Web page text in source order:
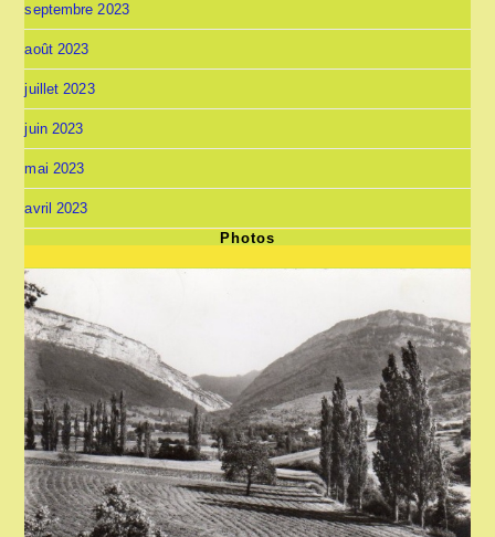
septembre 2023
août 2023
juillet 2023
juin 2023
mai 2023
avril 2023
Photos